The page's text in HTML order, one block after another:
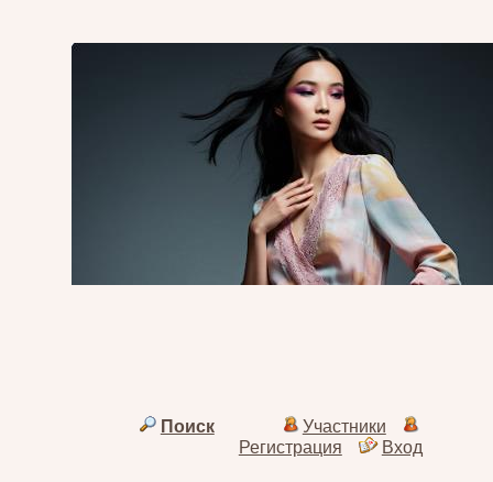
Поиск
Участники
Регистрация
Вход